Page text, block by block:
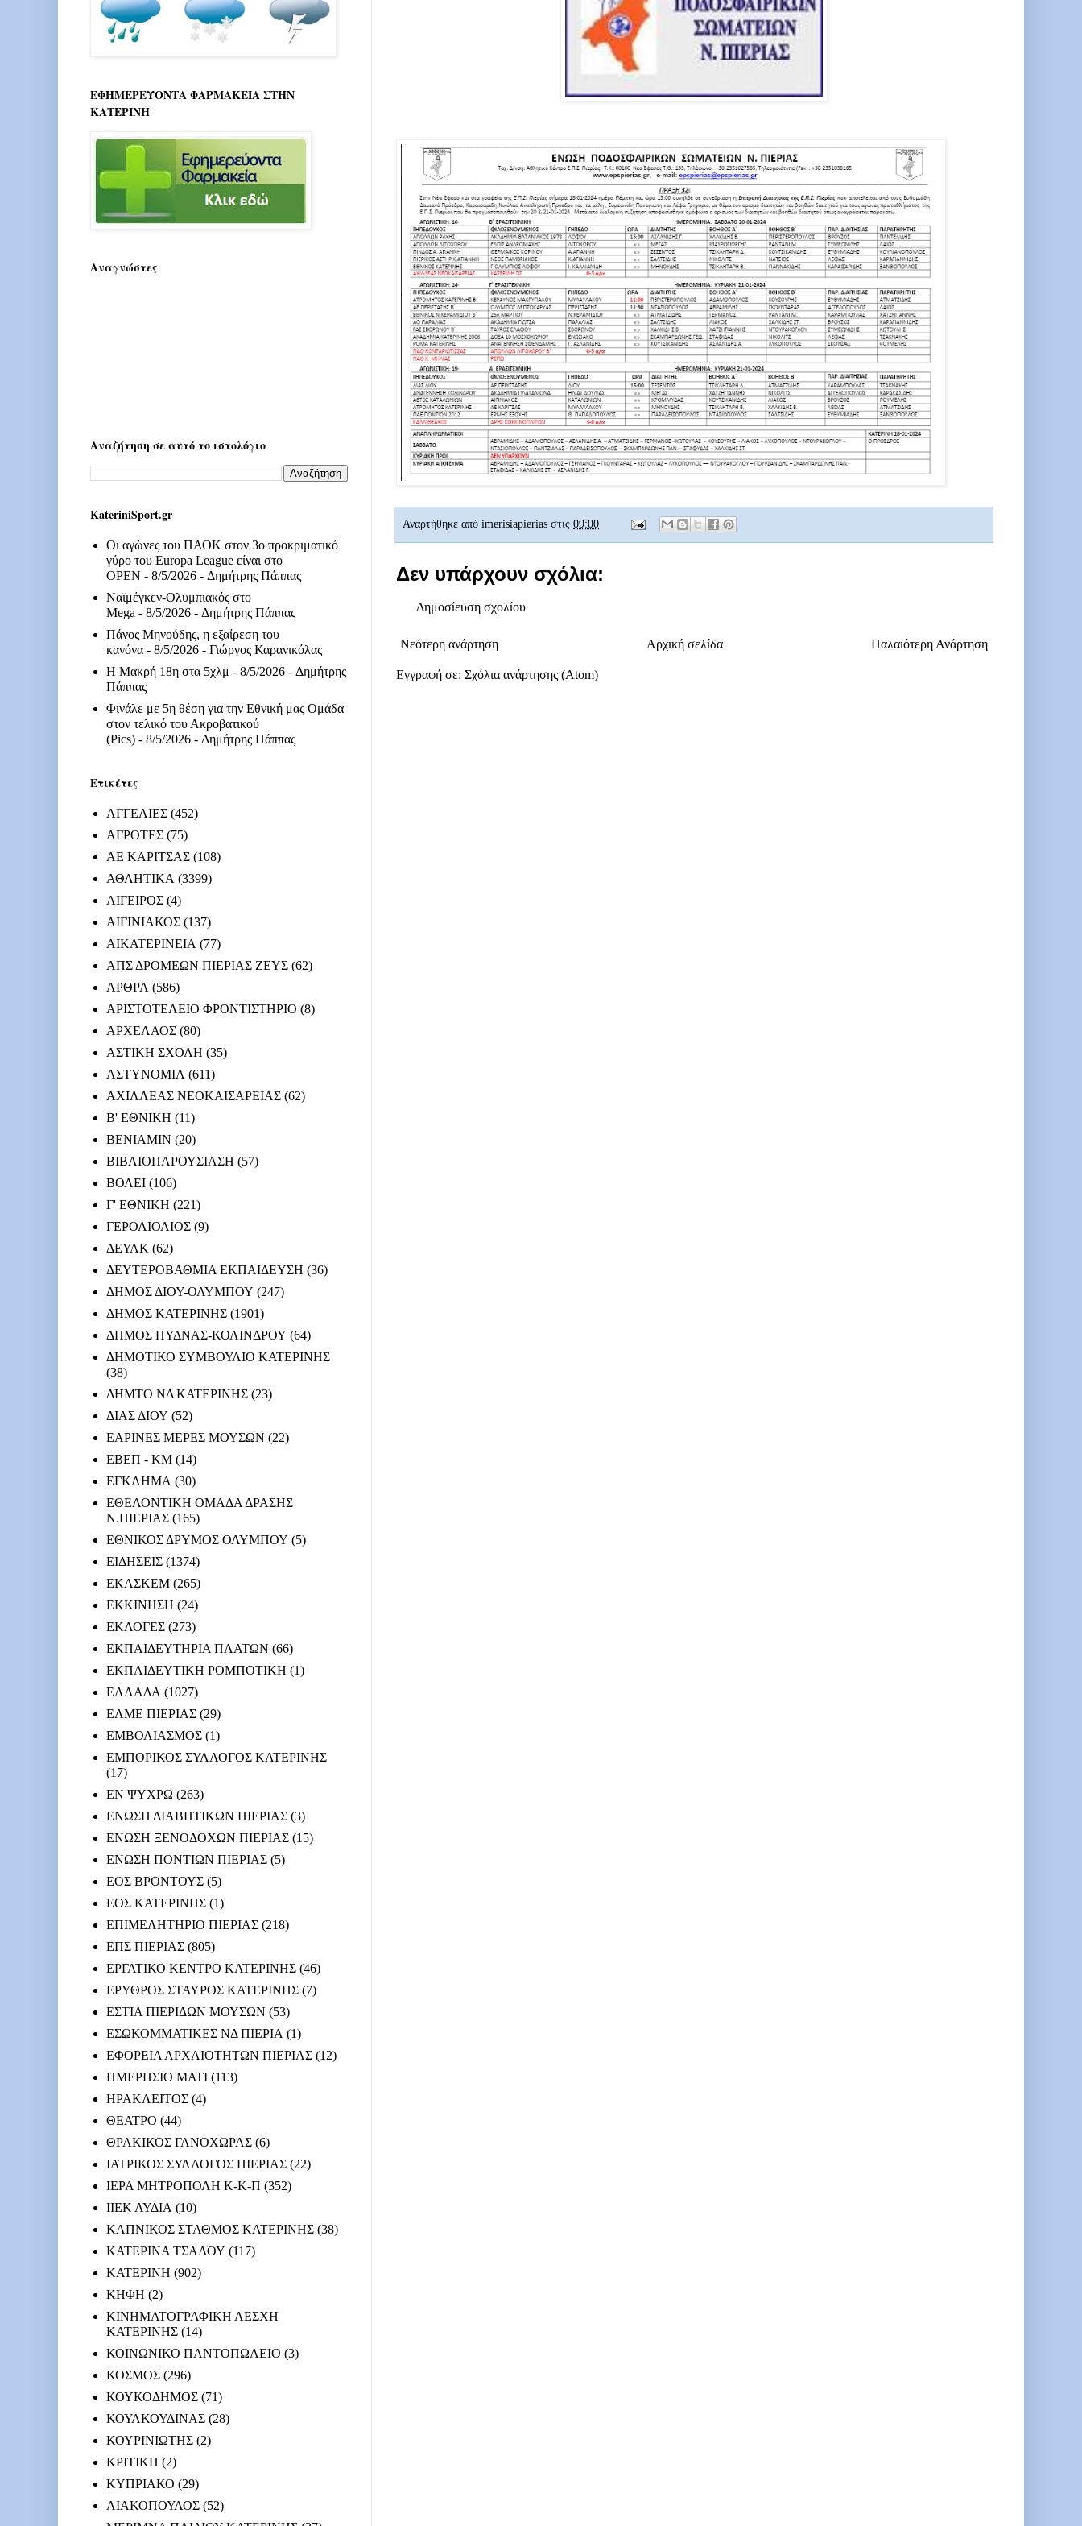
Αναρτήθηκε από imerisiapierias στις 09:00
Δεν υπάρχουν σχόλια:
Δημοσίευση σχολίου
Νεότερη ανάρτηση Παλαιότερη Ανάρτηση
Αρχική σελίδα
Εγγραφή σε: Σχόλια ανάρτησης (Atom)
ΕΦΗΜΕΡΕΥΟΝΤΑ ΦΑΡΜΑΚΕΙΑ ΣΤΗΝ
ΚΑΤΕΡΙΝΗ
Αναγνώστες
Αναζήτηση σε αυτό το ιστολόγιο
KateriniSport.gr
Οι αγώνες του ΠΑΟΚ στον 3ο προκριματικό
γύρο του Europa League είναι στο
OPEN - 8/5/2026 - Δημήτρης Πάππας
Ναϊμέγκεν-Ολυμπιακός στο
Mega - 8/5/2026 - Δημήτρης Πάππας
Πάνος Μηνούδης, η εξαίρεση του
κανόνα - 8/5/2026 - Γιώργος Καρανικόλας
Η Μακρή 18η στα 5χλμ - 8/5/2026 - Δημήτρης
Πάππας
Φινάλε με 5η θέση για την Εθνική μας Ομάδα
στον τελικό του Ακροβατικού
(Pics) - 8/5/2026 - Δημήτρης Πάππας
Ετικέτες
ΑΓΓΕΛΙΕΣ (452)
ΑΓΡΟΤΕΣ (75)
ΑΕ ΚΑΡΙΤΣΑΣ (108)
ΑΘΛΗΤΙΚΑ (3399)
ΑΙΓΕΙΡΟΣ (4)
ΑΙΓΙΝΙΑΚΟΣ (137)
ΑΙΚΑΤΕΡΙΝΕΙΑ (77)
ΑΠΣ ΔΡΟΜΕΩΝ ΠΙΕΡΙΑΣ ΖΕΥΣ (62)
ΑΡΘΡΑ (586)
ΑΡΙΣΤΟΤΕΛΕΙΟ ΦΡΟΝΤΙΣΤΗΡΙΟ (8)
ΑΡΧΕΛΑΟΣ (80)
ΑΣΤΙΚΗ ΣΧΟΛΗ (35)
ΑΣΤΥΝΟΜΙΑ (611)
ΑΧΙΛΛΕΑΣ ΝΕΟΚΑΙΣΑΡΕΙΑΣ (62)
Β' ΕΘΝΙΚΗ (11)
ΒΕΝΙΑΜΙΝ (20)
ΒΙΒΛΙΟΠΑΡΟΥΣΙΑΣΗ (57)
ΒΟΛΕΙ (106)
Γ' ΕΘΝΙΚΗ (221)
ΓΕΡΟΛΙΟΛΙΟΣ (9)
ΔΕΥΑΚ (62)
ΔΕΥΤΕΡΟΒΑΘΜΙΑ ΕΚΠΑΙΔΕΥΣΗ (36)
ΔΗΜΟΣ ΔΙΟΥ-ΟΛΥΜΠΟΥ (247)
ΔΗΜΟΣ ΚΑΤΕΡΙΝΗΣ (1901)
ΔΗΜΟΣ ΠΥΔΝΑΣ-ΚΟΛΙΝΔΡΟΥ (64)
ΔΗΜΟΤΙΚΟ ΣΥΜΒΟΥΛΙΟ ΚΑΤΕΡΙΝΗΣ
(38)
ΔΗΜΤΟ ΝΔ ΚΑΤΕΡΙΝΗΣ (23)
ΔΙΑΣ ΔΙΟΥ (52)
ΕΑΡΙΝΕΣ ΜΕΡΕΣ ΜΟΥΣΩΝ (22)
ΕΒΕΠ - ΚΜ (14)
ΕΓΚΛΗΜΑ (30)
ΕΘΕΛΟΝΤΙΚΗ ΟΜΑΔΑ ΔΡΑΣΗΣ
Ν.ΠΙΕΡΙΑΣ (165)
ΕΘΝΙΚΟΣ ΔΡΥΜΟΣ ΟΛΥΜΠΟΥ (5)
ΕΙΔΗΣΕΙΣ (1374)
ΕΚΑΣΚΕΜ (265)
ΕΚΚΙΝΗΣΗ (24)
ΕΚΛΟΓΕΣ (273)
ΕΚΠΑΙΔΕΥΤΗΡΙΑ ΠΛΑΤΩΝ (66)
ΕΚΠΑΙΔΕΥΤΙΚΗ ΡΟΜΠΟΤΙΚΗ (1)
ΕΛΛΑΔΑ (1027)
ΕΛΜΕ ΠΙΕΡΙΑΣ (29)
ΕΜΒΟΛΙΑΣΜΟΣ (1)
ΕΜΠΟΡΙΚΟΣ ΣΥΛΛΟΓΟΣ ΚΑΤΕΡΙΝΗΣ
(17)
ΕΝ ΨΥΧΡΩ (263)
ΕΝΩΣΗ ΔΙΑΒΗΤΙΚΩΝ ΠΙΕΡΙΑΣ (3)
ΕΝΩΣΗ ΞΕΝΟΔΟΧΩΝ ΠΙΕΡΙΑΣ (15)
ΕΝΩΣΗ ΠΟΝΤΙΩΝ ΠΙΕΡΙΑΣ (5)
ΕΟΣ ΒΡΟΝΤΟΥΣ (5)
ΕΟΣ ΚΑΤΕΡΙΝΗΣ (1)
ΕΠΙΜΕΛΗΤΗΡΙΟ ΠΙΕΡΙΑΣ (218)
ΕΠΣ ΠΙΕΡΙΑΣ (805)
ΕΡΓΑΤΙΚΟ ΚΕΝΤΡΟ ΚΑΤΕΡΙΝΗΣ (46)
ΕΡΥΘΡΟΣ ΣΤΑΥΡΟΣ ΚΑΤΕΡΙΝΗΣ (7)
ΕΣΤΙΑ ΠΙΕΡΙΔΩΝ ΜΟΥΣΩΝ (53)
ΕΣΩΚΟΜΜΑΤΙΚΕΣ ΝΔ ΠΙΕΡΙΑ (1)
ΕΦΟΡΕΙΑ ΑΡΧΑΙΟΤΗΤΩΝ ΠΙΕΡΙΑΣ (12)
ΗΜΕΡΗΣΙΟ ΜΑΤΙ (113)
ΗΡΑΚΛΕΙΤΟΣ (4)
ΘΕΑΤΡΟ (44)
ΘΡΑΚΙΚΟΣ ΓΑΝΟΧΩΡΑΣ (6)
ΙΑΤΡΙΚΟΣ ΣΥΛΛΟΓΟΣ ΠΙΕΡΙΑΣ (22)
ΙΕΡΑ ΜΗΤΡΟΠΟΛΗ Κ-Κ-Π (352)
ΙΙΕΚ ΛΥΔΙΑ (10)
ΚΑΠΝΙΚΟΣ ΣΤΑΘΜΟΣ ΚΑΤΕΡΙΝΗΣ (38)
ΚΑΤΕΡΙΝΑ ΤΣΑΛΟΥ (117)
ΚΑΤΕΡΙΝΗ (902)
ΚΗΦΗ (2)
ΚΙΝΗΜΑΤΟΓΡΑΦΙΚΗ ΛΕΣΧΗ
ΚΑΤΕΡΙΝΗΣ (14)
ΚΟΙΝΩΝΙΚΟ ΠΑΝΤΟΠΩΛΕΙΟ (3)
ΚΟΣΜΟΣ (296)
ΚΟΥΚΟΔΗΜΟΣ (71)
ΚΟΥΛΚΟΥΔΙΝΑΣ (28)
ΚΟΥΡΙΝΙΩΤΗΣ (2)
ΚΡΙΤΙΚΗ (2)
ΚΥΠΡΙΑΚΟ (29)
ΛΙΑΚΟΠΟΥΛΟΣ (52)